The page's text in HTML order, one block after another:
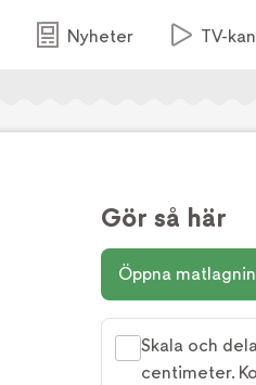
Nyheter TV-
Gör så här
Öppna
Skala och
centimeter.